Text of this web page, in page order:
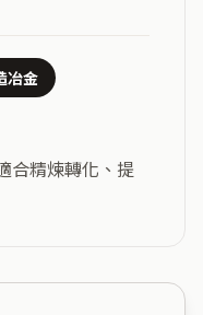
冶金
合精煉轉化、提